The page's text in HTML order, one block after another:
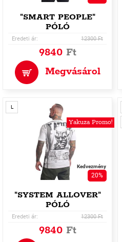
"SMART PEOPLE"
PÓLÓ
Eredeti ár: 12300 Ft
9840 Ft
Megvásárol
Yakuza Promo!
L
Kedvezmény
20%
"SYSTEM ALLOVER"
PÓLÓ
Eredeti ár: 12300 Ft
9840 Ft